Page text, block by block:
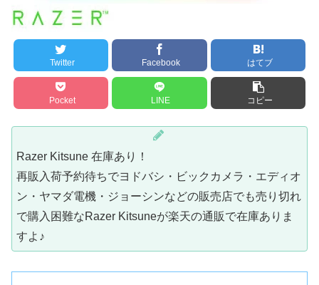
Twitter Facebook はてブ
Pocket LINE コピー
Razer Kitsune 在庫あり！
再販入荷予約待ちでヨドバシ・ビックカメラ・エディオ
ン・ヤマダ電機・ジョーシンなどの販売店でも売り切れ
で購入困難なRazer Kitsuneが楽天の通販で在庫ありま
すよ♪